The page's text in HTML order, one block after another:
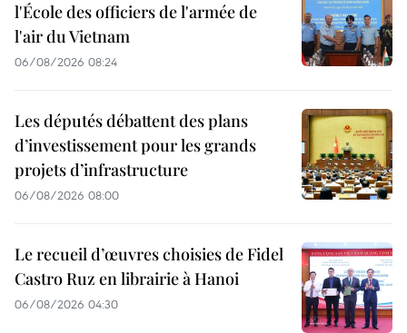
l'École des officiers de l'armée de
l'air du Vietnam
06/08/2026 08:24
Les députés débattent des plans
d’investissement pour les grands
projets d’infrastructure
06/08/2026 08:00
Le recueil d’œuvres choisies de Fidel
Castro Ruz en librairie à Hanoi
06/08/2026 04:30